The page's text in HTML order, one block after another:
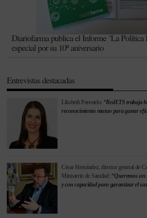
Diariofarma publica el Informe ‘La Política
especial por su 10º aniversario
Entrevistas destacadas
Lilisbeth Perestelo: “RedETS trabaja
reconocimiento mutuo para ganar
César Hernández, director general de
Ministerio de Sanidad: “Queremos un
y con capacidad para garantizar el